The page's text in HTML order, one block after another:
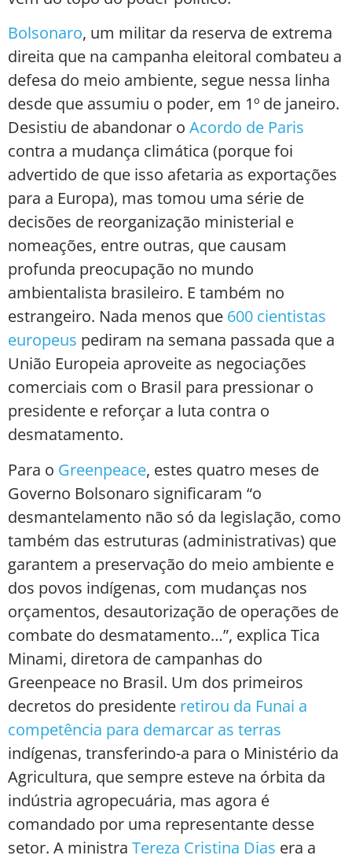
Bolsonaro, um militar da reserva de extrema
direita que na campanha eleitoral combateu a
defesa do meio ambiente, segue nessa linha
desde que assumiu o poder, em 1º de janeiro.
Desistiu de abandonar o Acordo de Paris
contra a mudança climática (porque foi
advertido de que isso afetaria as exportações
para a Europa), mas tomou uma série de
decisões de reorganização ministerial e
nomeações, entre outras, que causam
profunda preocupação no mundo
ambientalista brasileiro. E também no
estrangeiro. Nada menos que 600 cientistas
europeus pediram na semana passada que a
União Europeia aproveite as negociações
comerciais com o Brasil para pressionar o
presidente e reforçar a luta contra o
desmatamento.
Para o Greenpeace, estes quatro meses de
Governo Bolsonaro significaram “o
desmantelamento não só da legislação, como
também das estruturas (administrativas) que
garantem a preservação do meio ambiente e
dos povos indígenas, com mudanças nos
orçamentos, desautorização de operações de
combate do desmatamento…”, explica Tica
Minami, diretora de campanhas do
Greenpeace no Brasil. Um dos primeiros
decretos do presidente retirou da Funai a
competência para demarcar as terras
indígenas, transferindo-a para o Ministério da
Agricultura, que sempre esteve na órbita da
indústria agropecuária, mas agora é
comandado por uma representante desse
setor. A ministra Tereza Cristina Dias era a